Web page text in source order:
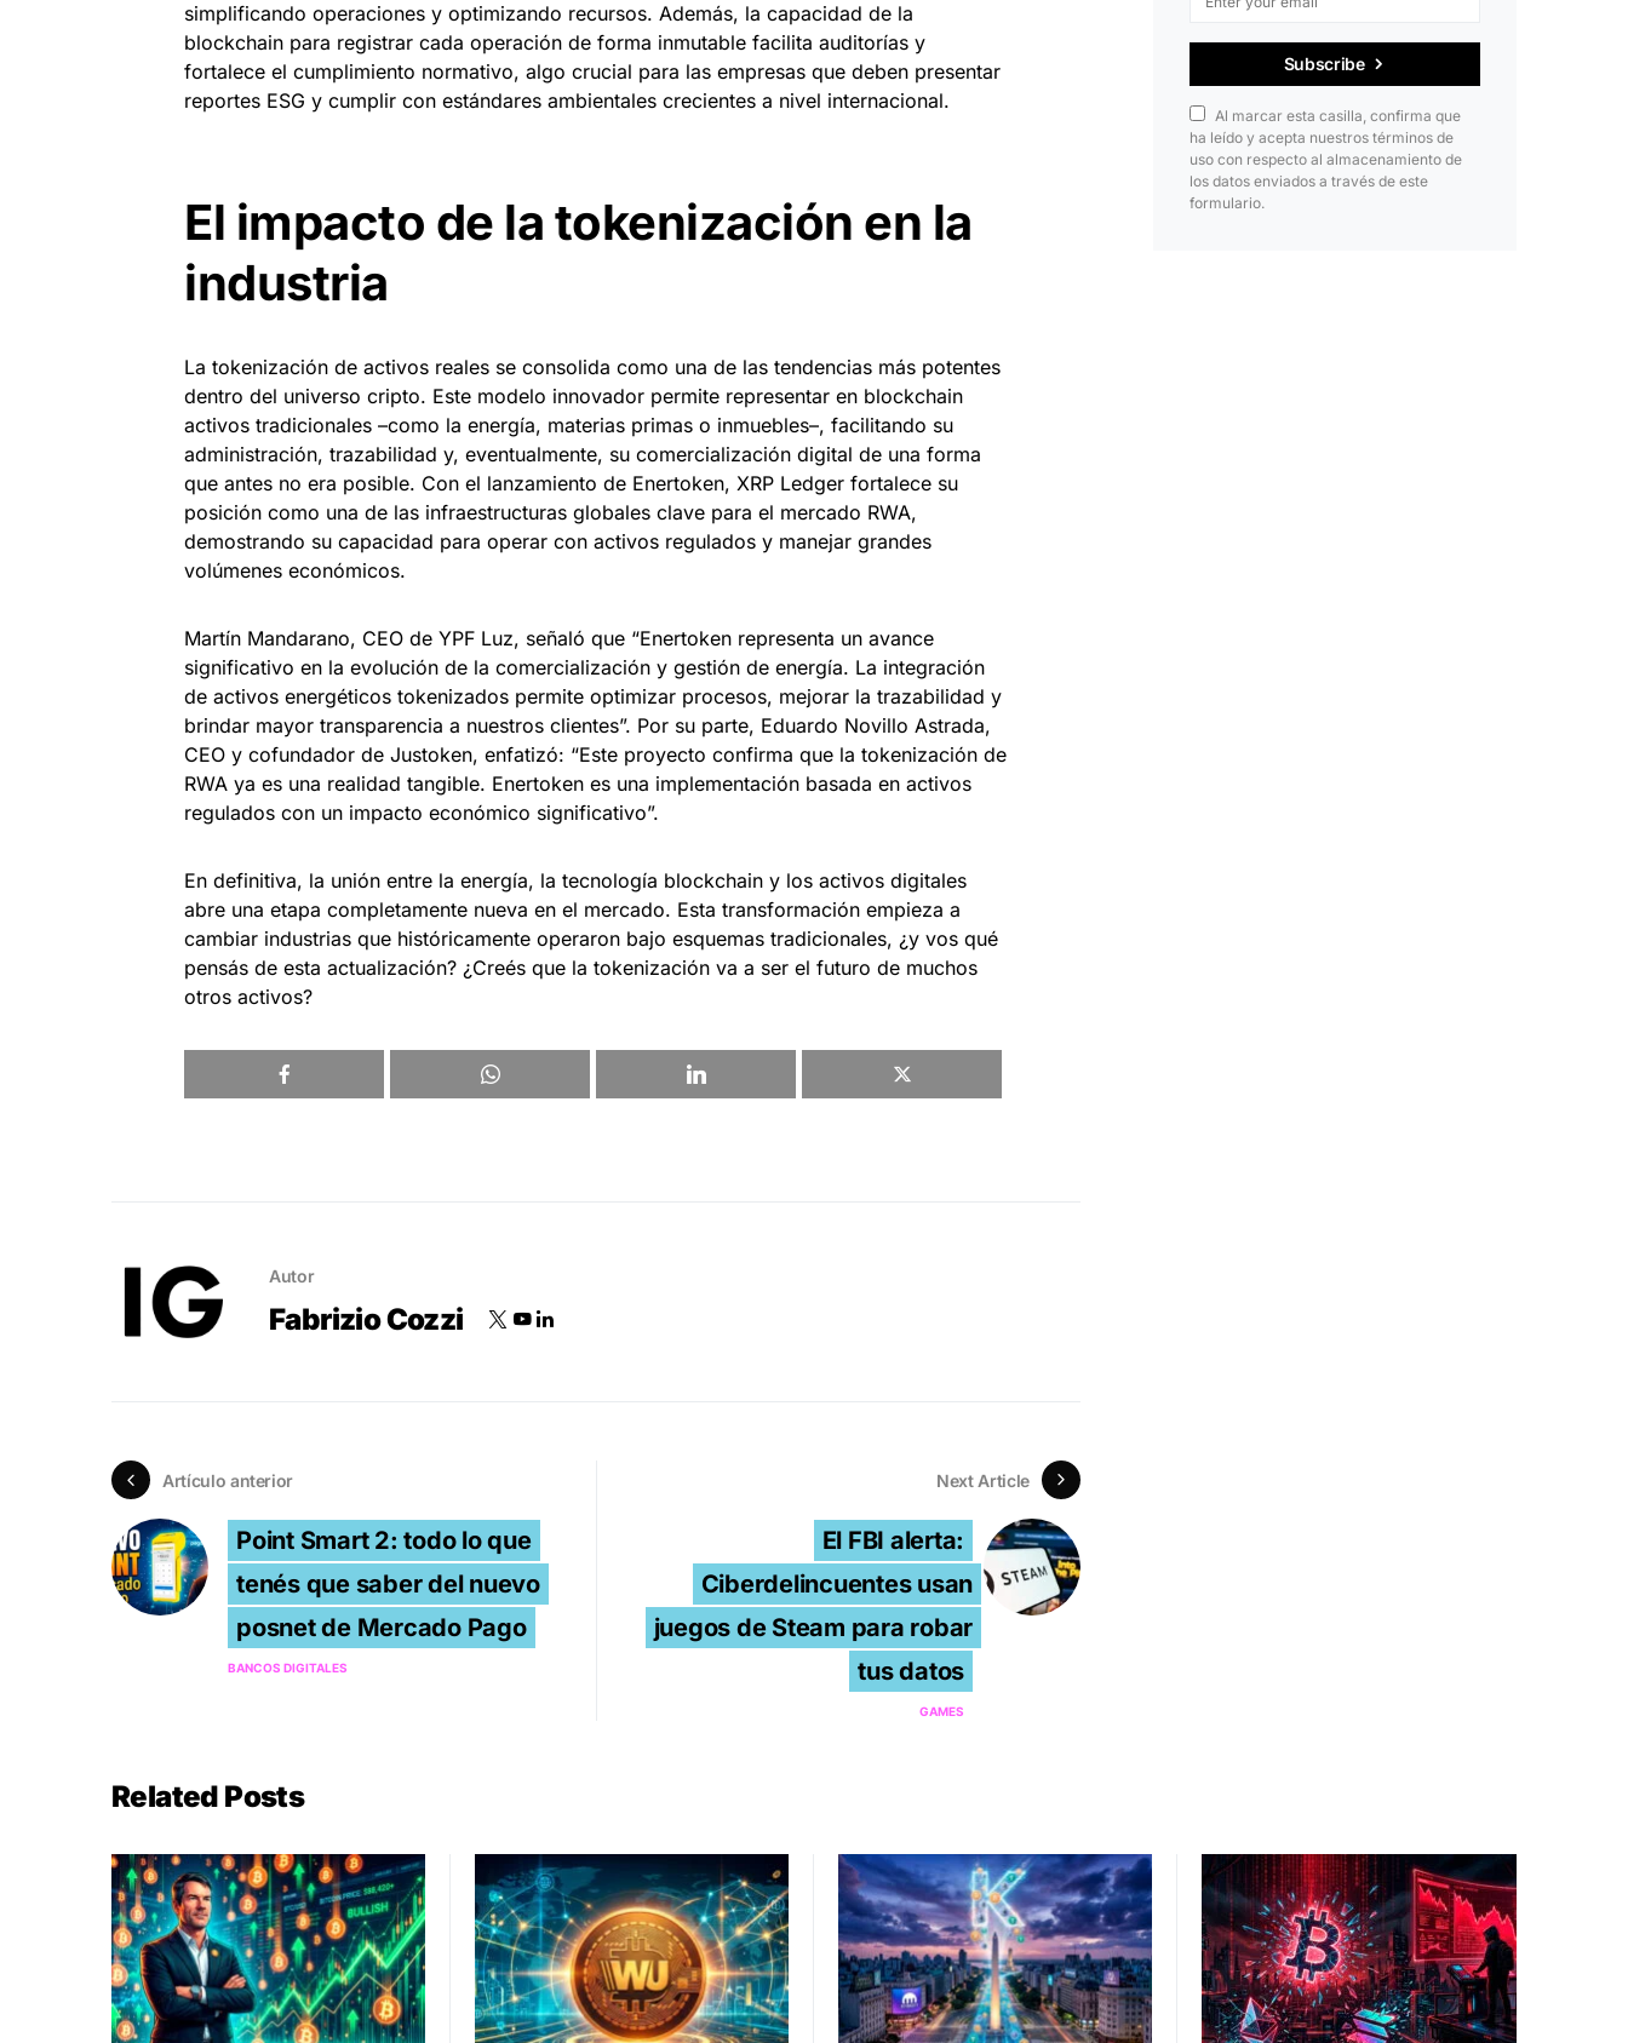
simplificando operaciones y optimizando recursos. Además, la capacidad de la
blockchain para registrar cada operación de forma inmutable facilita auditorías y
fortalece el cumplimiento normativo, algo crucial para las empresas que deben presentar
reportes ESG y cumplir con estándares ambientales crecientes a nivel internacional.
El impacto de la tokenización en la
industria
La tokenización de activos reales se consolida como una de las tendencias más potentes
dentro del universo cripto. Este modelo innovador permite representar en blockchain
activos tradicionales –como la energía, materias primas o inmuebles–, facilitando su
administración, trazabilidad y, eventualmente, su comercialización digital de una forma
que antes no era posible. Con el lanzamiento de Enertoken, XRP Ledger fortalece su
posición como una de las infraestructuras globales clave para el mercado RWA,
demostrando su capacidad para operar con activos regulados y manejar grandes
volúmenes económicos.
Martín Mandarano, CEO de YPF Luz, señaló que “Enertoken representa un avance
significativo en la evolución de la comercialización y gestión de energía. La integración
de activos energéticos tokenizados permite optimizar procesos, mejorar la trazabilidad y
brindar mayor transparencia a nuestros clientes”. Por su parte, Eduardo Novillo Astrada,
CEO y cofundador de Justoken, enfatizó: “Este proyecto confirma que la tokenización de
RWA ya es una realidad tangible. Enertoken es una implementación basada en activos
regulados con un impacto económico significativo”.
En definitiva, la unión entre la energía, la tecnología blockchain y los activos digitales
abre una etapa completamente nueva en el mercado. Esta transformación empieza a
cambiar industrias que históricamente operaron bajo esquemas tradicionales, ¿y vos qué
pensás de esta actualización? ¿Creés que la tokenización va a ser el futuro de muchos
otros activos?
Autor
Fabrizio Cozzi
Artículo anterior
Point Smart 2: todo lo que
tenés que saber del nuevo
posnet de Mercado Pago
BANCOS DIGITALES
Next Article
El FBI alerta:
Ciberdelincuentes usan
juegos de Steam para robar
tus datos
GAMES
Subscribe
Al marcar esta casilla, confirma que
ha leído y acepta nuestros términos de
uso con respecto al almacenamiento de
los datos enviados a través de este
formulario.
Related Posts